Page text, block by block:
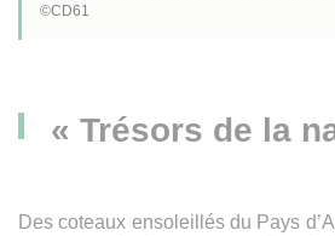
©CD61
« Trésors de la
Des coteaux ensoleillés du Pays